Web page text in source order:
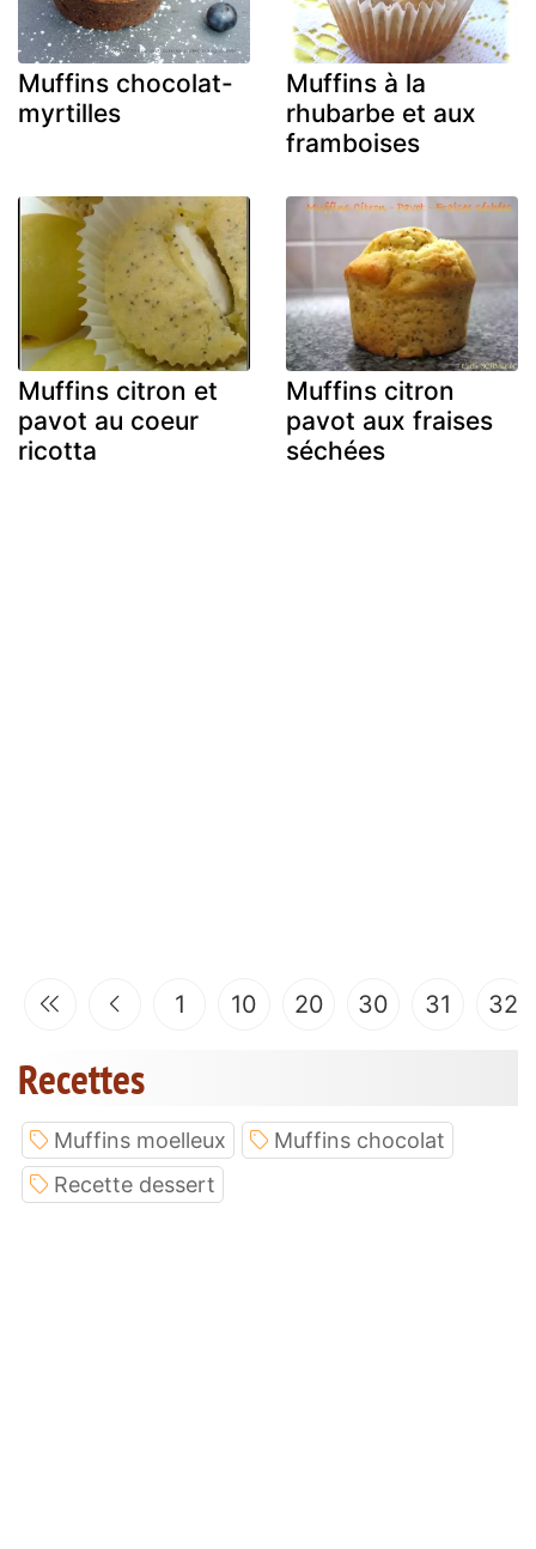
Muffins chocolat-
myrtilles
Muffins à la
rhubarbe et aux
framboises
Muffins citron et
pavot au coeur
ricotta
Muffins citron
pavot aux fraises
séchées
1 10 20 30 31 32
Recettes
Muffins moelleux
Muffins chocolat
Recette dessert